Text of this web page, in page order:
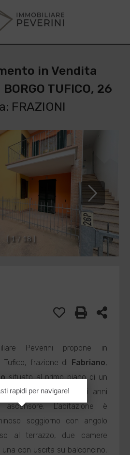
in Vendita
TUFICO, 26
FRAZIONI
1 / 18
Peverini propone in
Tufico, frazione di Fabriano,
situato al primo piano di un
edificato nei primi anni
L'abitazione è
soggiorno con angolo
al terrazzo, due camere
una con uscita su balconcino,
rapidi per navigare!